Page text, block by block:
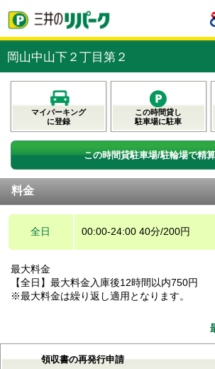
岡山中山下２丁目第２
マイパーキング
に登録
この時間貸し
駐車場に駐車
この時間貸駐車場/駐輪場で精
料金
全日 00:00-24:00 40分/200円
最大料金
【全日】最大料金入庫後12時間以内750円
※最大料金は繰り返し適用となります。
領収書の再発行申請